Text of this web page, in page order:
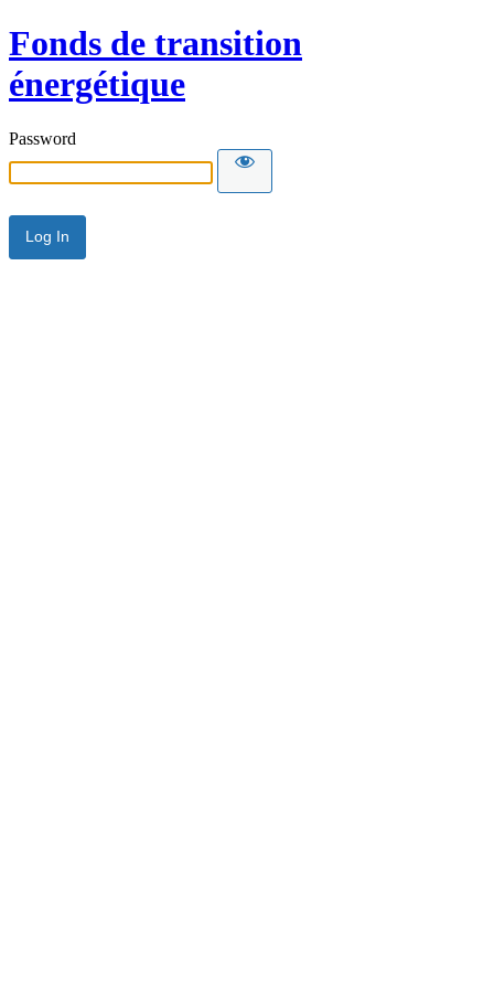
Fonds de transition
énergétique
Password